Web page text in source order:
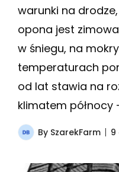
warunki na
opona jest
w śniegu, na
temperaturach
od lat stawia na
klimatem północy
By SzarekFarm 9